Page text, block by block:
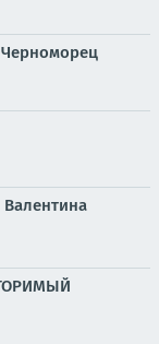
Черноморец